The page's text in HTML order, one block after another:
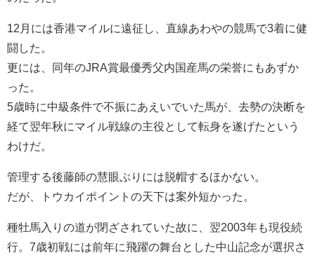
12月には香港マイルに遠征し、直線あわやの競馬で3着に健
闘した。
更には、同年のJRA賞最優秀父内国産馬の栄誉にもあずか
った。
5歳時に中級条件で不振にあえいでいた馬が、去勢の決断を
経て翌年秋にマイル戦線の主役として転身を遂げたという
わけだ。
管理する後藤師の慧眼ぶりには脱帽するほかない。
だが、トウカイポイントの天下は案外短かった。
種牡馬入りの道が閉ざされていた故に、翌2003年も現役続
行。7歳初戦には前年に飛躍の舞台とした中山記念が選択さ